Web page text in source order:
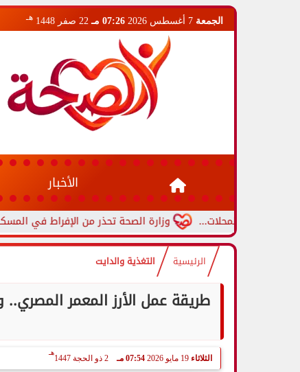
الجمعة 07:26 مـ 22 صفر 1448 هـ
الأخبار
وزارة الصحة تحذر من الإفراط في المسكنات.. عادة
الرئيسية التغذية والدايت
طريقة عمل الأرز المعمر
الثلاثاء 19 مايو 2026 07:54 مـ 2 ذو الحجة 1447
هـ